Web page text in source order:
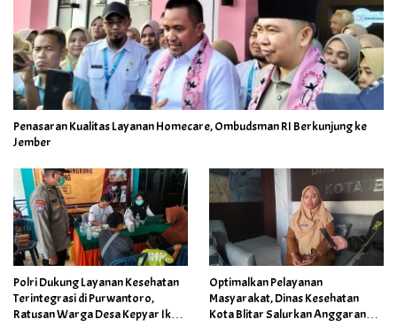
Penasaran Kualitas Layanan Homecare, Ombudsman RI Berkunjung ke
Jember
Polri Dukung Layanan Kesehatan
Terintegrasi di Purwantoro,
Ratusan Warga Desa Kepyar Ikuti
Optimalkan Pelayanan
Masyarakat, Dinas Kesehatan
Kota Blitar Salurkan Anggaran